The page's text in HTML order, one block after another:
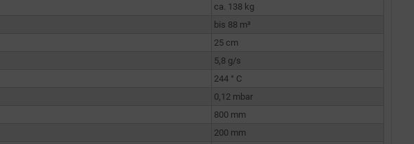
ca. 138 kg
bis 88 m³
25 cm
5,8 g/s
244 ° C
0,12 mbar
800 mm
200 mm